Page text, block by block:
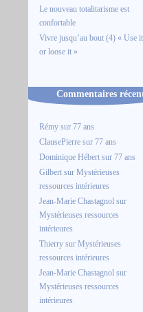
Le nouveau totalitarisme est
confortable
Vivre jusqu’au bout (4) « Use it
or loose it »
Commentaires
Rémy sur 77 ans
ClausePierre sur 77 ans
Dominique Hébert sur 77 ans
Gilbert sur Mystérieuses
ressources intérieures
Jean-Marie Chastagnol sur
Mystérieuses ressources
intérieures
Thierry sur Mystérieuses
ressources intérieures
Jean-Marie Chastagnol sur
Mystérieuses ressources
intérieures